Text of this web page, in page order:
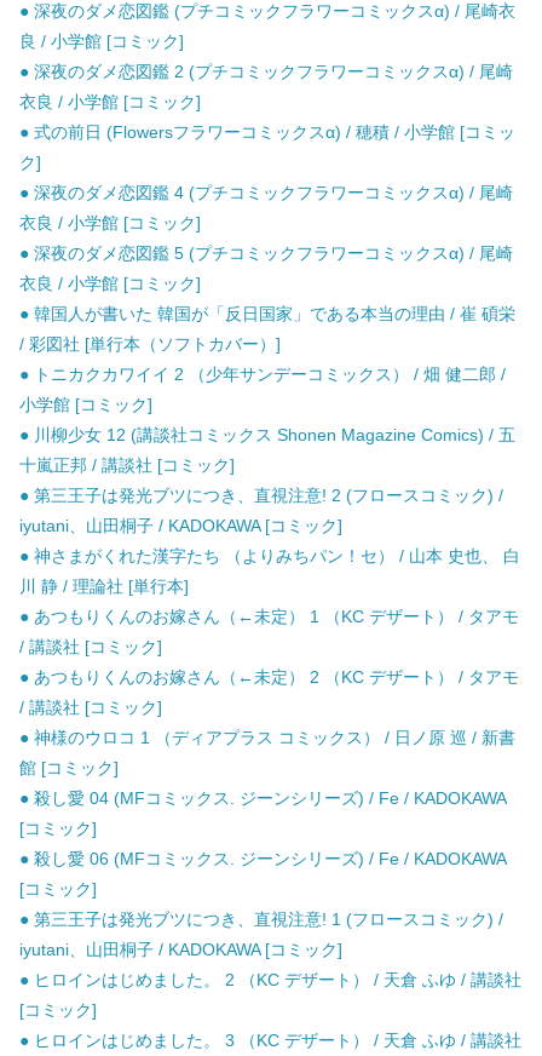
● 深夜のダメ恋図鑑 (プチコミックフラワーコミックスα) / 尾崎衣
良 / 小学館 [コミック]
● 深夜のダメ恋図鑑 2 (プチコミックフラワーコミックスα) / 尾崎
衣良 / 小学館 [コミック]
● 式の前日 (Flowersフラワーコミックスα) / 穂積 / 小学館 [コミッ
ク]
● 深夜のダメ恋図鑑 4 (プチコミックフラワーコミックスα) / 尾崎
衣良 / 小学館 [コミック]
● 深夜のダメ恋図鑑 5 (プチコミックフラワーコミックスα) / 尾崎
衣良 / 小学館 [コミック]
● 韓国人が書いた 韓国が「反日国家」である本当の理由 / 崔 碩栄
/ 彩図社 [単行本（ソフトカバー）]
● トニカクカワイイ 2 （少年サンデーコミックス） / 畑 健二郎 /
小学館 [コミック]
● 川柳少女 12 (講談社コミックス Shonen Magazine Comics) / 五
十嵐正邦 / 講談社 [コミック]
● 第三王子は発光ブツにつき、直視注意! 2 (フロースコミック) /
iyutani、山田桐子 / KADOKAWA [コミック]
● 神さまがくれた漢字たち （よりみちパン！セ） / 山本 史也、 白
川 静 / 理論社 [単行本]
● あつもりくんのお嫁さん（←未定） 1 （KC デザート） / タアモ
/ 講談社 [コミック]
● あつもりくんのお嫁さん（←未定） 2 （KC デザート） / タアモ
/ 講談社 [コミック]
● 神様のウロコ 1 （ディアプラス コミックス） / 日ノ原 巡 / 新書
館 [コミック]
● 殺し愛 04 (MFコミックス. ジーンシリーズ) / Fe / KADOKAWA
[コミック]
● 殺し愛 06 (MFコミックス. ジーンシリーズ) / Fe / KADOKAWA
[コミック]
● 第三王子は発光ブツにつき、直視注意! 1 (フロースコミック) /
iyutani、山田桐子 / KADOKAWA [コミック]
● ヒロインはじめました。 2 （KC デザート） / 天倉 ふゆ / 講談社
[コミック]
● ヒロインはじめました。 3 （KC デザート） / 天倉 ふゆ / 講談社